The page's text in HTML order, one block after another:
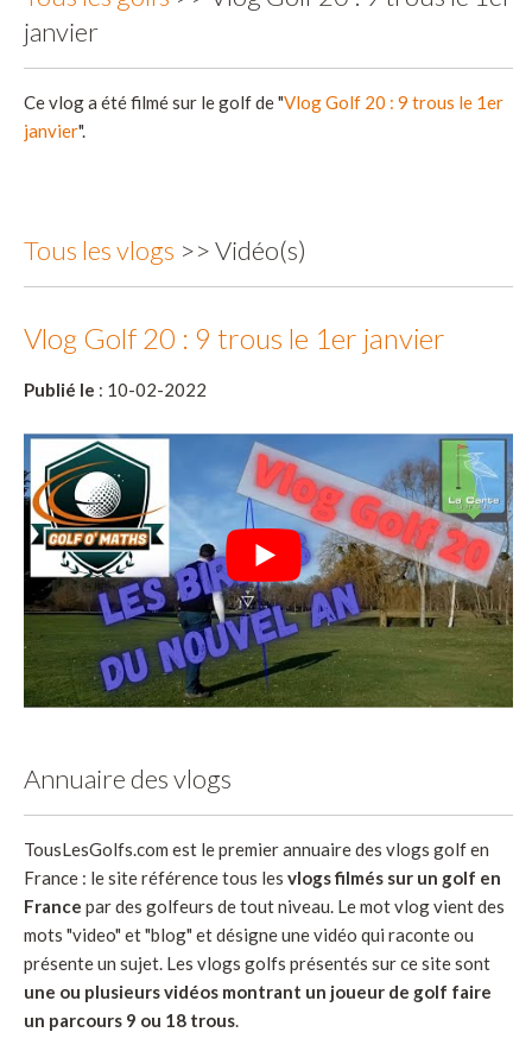
janvier
Ce vlog a été filmé sur le golf de "Vlog Golf 20 : 9 trous le 1er
janvier".
Tous les vlogs >> Vidéo(s)
Vlog Golf 20 : 9 trous le 1er janvier
Publié le : 10-02-2022
Annuaire des vlogs
TousLesGolfs.com est le premier annuaire des vlogs golf en
France : le site référence tous les vlogs filmés sur un golf en
France par des golfeurs de tout niveau. Le mot vlog vient des
mots "video" et "blog" et désigne une vidéo qui raconte ou
présente un sujet. Les vlogs golfs présentés sur ce site sont
une ou plusieurs vidéos montrant un joueur de golf faire
un parcours 9 ou 18 trous.